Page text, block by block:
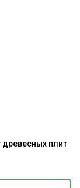
древесных плит